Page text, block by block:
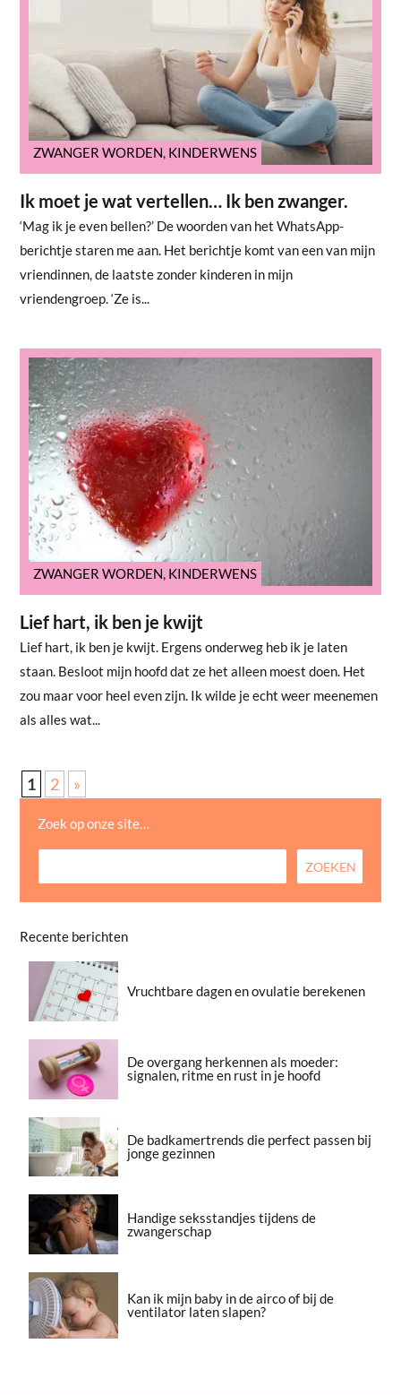
ZWANGER WORDEN, KINDERWENS
Ik moet je wat vertellen… Ik ben zwanger.
‘Mag ik je even bellen?’ De woorden van het WhatsApp-
berichtje staren me aan. Het berichtje komt van een van mijn
vriendinnen, de laatste zonder kinderen in mijn
vriendengroep. ‘Ze is...
ZWANGER WORDEN, KINDERWENS
Lief hart, ik ben je kwijt
Lief hart, ik ben je kwijt. Ergens onderweg heb ik je laten
staan. Besloot mijn hoofd dat ze het alleen moest doen. Het
zou maar voor heel even zijn. Ik wilde je echt weer meenemen
als alles wat...
1 2 »
Zoek op onze site…
Recente berichten
Vruchtbare dagen en ovulatie berekenen
De overgang herkennen als moeder:
signalen, ritme en rust in je hoofd
De badkamertrends die perfect passen bij
jonge gezinnen
Handige seksstandjes tijdens de
zwangerschap
Kan ik mijn baby in de airco of bij de
ventilator laten slapen?